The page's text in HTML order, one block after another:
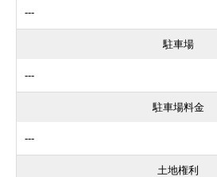
---
駐車場
---
駐車場料金
---
土地権利